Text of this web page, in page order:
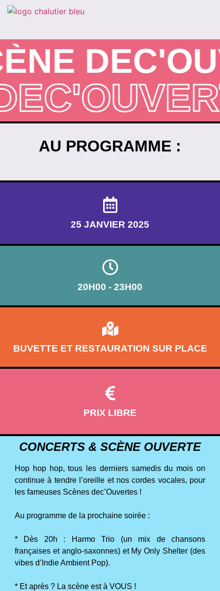
AU PROGRAMME :
CONCERTS & SCÈNE OUVERTE
Hop hop hop, tous les derniers samedis du mois on
continue à tendre l’oreille et nos cordes vocales, pour
les fameuses Scènes dec’Ouvertes !
Au programme de la prochaine soirée :
* Dès 20h : Harmo Trio (un mix de chansons
françaises et anglo-saxonnes) et My Only Shelter (des
vibes d’Indie Ambient Pop).
* Et après ? La scène est à VOUS !
25 JANVIER 2025
20H00 - 23H00
BUVETTE ET RESTAURATION SUR PLACE
PRIX LIBRE